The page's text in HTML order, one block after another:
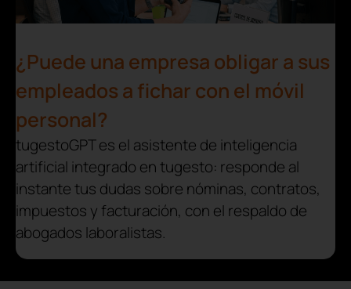
¿Puede una empresa obligar a sus
empleados a fichar con el móvil
personal?
tugestoGPT es el asistente de inteligencia
artificial integrado en tugesto: responde al
instante tus dudas sobre nóminas, contratos,
impuestos y facturación, con el respaldo de
abogados laboralistas.